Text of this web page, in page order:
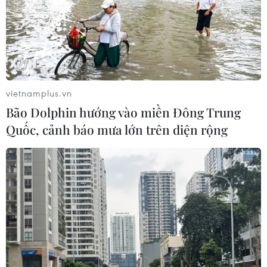
TIN LIÊN QUAN
Chiêm ngưỡng vẻ đẹp ấn tượng
của ngôi chùa kiến trúc Khmer ở Bạc Liêu
15/05/2023 03:47
vietnamplus.vn
Bão Dolphin hướng vào miền Đông Trung
Quốc, cảnh báo mưa lớn trên diện rộng